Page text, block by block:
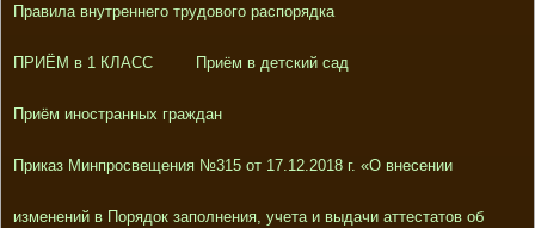
Правила внутреннего трудового распорядка
ПРИЁМ в 1 КЛАСС Приём в детский сад
Приём иностранных граждан
Приказ Минпросвещения №315 от 17.12.2018 г. «О внесении
изменений в Порядок заполнения, учета и выдачи аттестатов об